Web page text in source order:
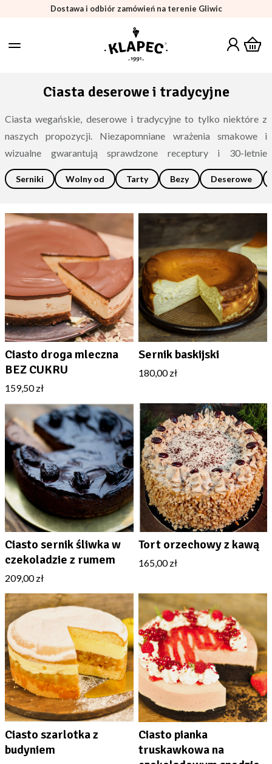
Dostawa i odbiór zamówień na terenie Gliwic
Ciasta deserowe i tradycyjne
Ciasta wegańskie, deserowe i tradycyjne to tylko niektóre z
naszych propozycji. Niezapomniane wrażenia smakowe i
wizualne gwarantują sprawdzone receptury i 30-letnie
doświadczenie w branży.
Serniki Wolny od Tarty Bezy Deserowe
Ciasto droga mleczna
BEZ CUKRU
159,50 zł
Sernik baskijski
180,00 zł
Ciasto sernik śliwka w
czekoladzie z rumem
209,00 zł
Tort orzechowy z kawą
165,00 zł
Ciasto szarlotka z
budyniem
Ciasto pianka
truskawkowa na